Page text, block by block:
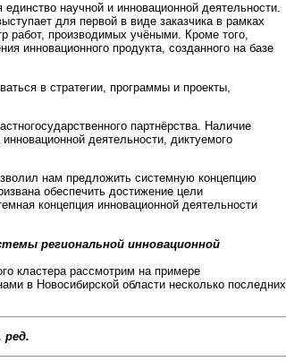
научной и инновационной деятельности.
для первой в виде заказчика в рамках
работ, производимых учёными. Кроме того,
инновационного продукта, созданного на базе
в стратегии, программы и проекты,
партнёрства. Наличие
деятельности, диктуемого
нам предложить системную концепцию
обеспечить достижение цели
концепция инновационной деятельности
региональной инновационной
кластера рассмотрим на примере
в Новосибирской области несколько последних
ред.